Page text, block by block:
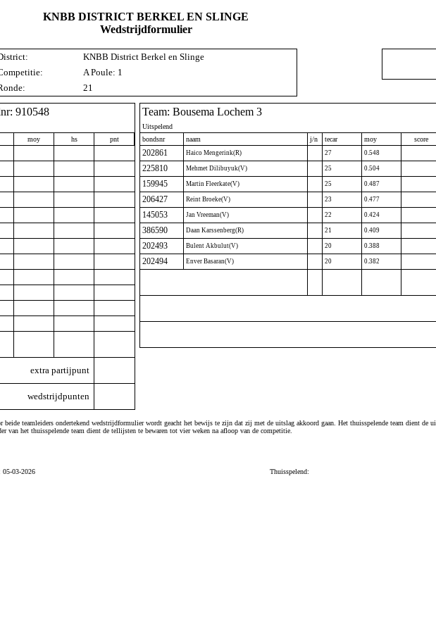
KNBB DISTRICT BERKEL EN SLINGE
Wedstrijdformulier
KNBB District Berkel en Slinge
A Poule: 1
21
910548
moy hs pnt
extra partijpunt
wedstrijdpunten
Team: Bousema Lochem 3
Uitspelend
bondsnr
naam j/n tecar moy score
202861 Haico Mengerink(R) 27 0.548
225810 Mehmet Dilibuyuk(V) 25 0.504
159945 Martin Fleerkate(V) 25 0.487
206427 Reint Broeke(V) 23 0.477
145053 Jan Vreeman(V) 22 0.424
386590 Daan Karssenberg(R) 21 0.409
202493 Bulent Akbulut(V) 20 0.388
202494 Enver Basaran(V) 20 0.382
beide teamleiders ondertekend wedstrijdformulier wordt geacht het bewijs te zijn dat zij met de uitslag akkoord gaan. Het thuisspelende team dient
van het thuisspelende team dient de tellijsten te bewaren tot vier weken na afloop van de competitie.
05-03-2026 Thuisspelend: